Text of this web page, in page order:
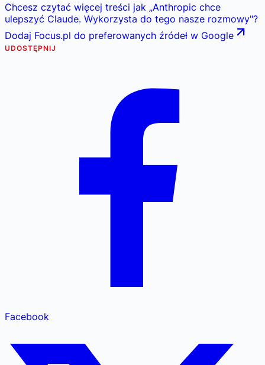
Chcesz czytać więcej treści jak „Anthropic chce
ulepszyć Claude. Wykorzysta do tego nasze rozmowy"?
Dodaj Focus.pl do preferowanych źródeł w Google
UDOSTĘPNIJ
Facebook